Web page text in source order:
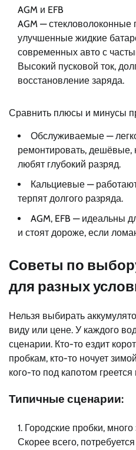
AGM и EFB
AGM — стекловолоконные
улучшенные жидкие
современных авто с
Высокий пусковой ток,
восстановление заряда.
Сравнить плюсы и минусы
Обслуживаемые —
ремонтировать, дешёвые,
любят глубокий разряд.
Кальциевые —
терпят долгого разряда.
AGM, EFB — идеальны
и стоят дороже, если
Советы по
для разных
Нельзя выбирать
виду или цене. У каждого
сценарии. Кто-то ездит
пробкам, кто-то ночует
кого-то под капотом
Типичные сценарии:
Городские пробки, много
Скорее всего,